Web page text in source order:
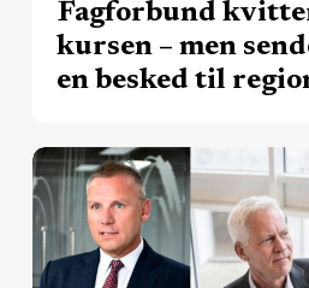
regionerne
Fagforbund
kursen – men
en besked til
Patientforeninger
ser
potentiale